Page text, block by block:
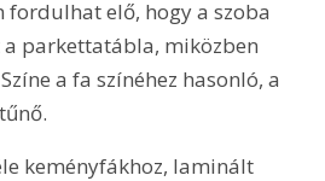
elő, hogy a szoba
a parkettatábla, miközben
a fa színéhez hasonló, a
keményfákhoz, laminált